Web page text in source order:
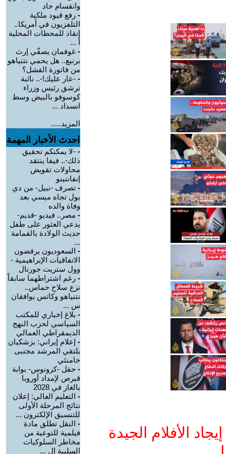
الأفلام الجيدة
وانقسام حاد
- رفع قيود ملكية
التلفزيون في أمريكا..
إنقاذ للمحطات المحلية
أ ...
- غوفمان يصفّي إرث
برنيع.. هل يحمي نتنياهو
من فاتورة الفشل؟
- -عار عليك!-.. نائبة
ترشق رئيس وزراء
كوسوفو بالبيض وسط
انسداد ...
المزيد.....
احدث الأخبار المهمة
- -لا يمكنكم تحقيق
ذلك-.. فيفا ينتقد
محاولات تقويض
إنفانتينو
- تصرف -نبيل- من دي
بول تجاه ميسي بعد
وفاة والده
- مصر.. فيديو -قديم-
يدعي العثور على طفل
حديث الولادة بالقمامة
...
- السعوديون يرفضون
الاتفاقيات الإبراهيمية -
وول ستريت جورنال
- رغم اشتراطهما سابقاً
نزع سلاح حماس..
نتنياهو وكاتس يوافقان
س ...
- بلاغ إخباري للمكتب
السياسي لحزب النهج
الديمقراطي العمالي
- إعلام إيراني: بزشكيان
يلتقي المرشد مجتبى
خامنئي
- حقل -كرونوس- بوابة
قبرص لإمداد أوروبا
بالغاز في 2028
- التعليم العالي: إعلان
نتائج المرحلة الأولى
للتنسيق الإلكترون ...
- النقل تطلق مادة
فيلمية للتوعية من
مخاطر السلوكيات
السلبية ال ...